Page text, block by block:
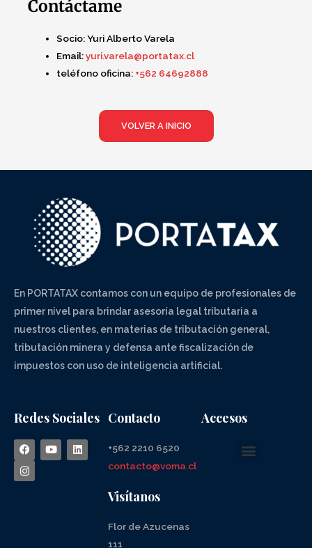
Contáctame
Socio:Yuri Alberto Varela
Email:yuri.varela@portatax.cl
teléfono oficina: +562 64692888
VOLVER A INICIO
En PORTATAX contamos con un equipo de profesionales de
primer nivel para brindar asesoría legal tributaria a
nuestros clientes, en materias de tributación general,
tributación minera y defensa ante fiscalización de
impuestos con uso de inteligencia artificial.
Redes Sociales Contacto
+562 2210 6520
contacto@voma.cl
Visítanos
Flor de Azucenas
111
Accesos